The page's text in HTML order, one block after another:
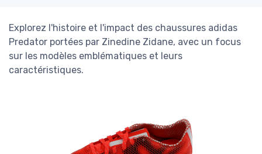
Explorez l'histoire et l'impact des chaussures adidas
Predator portées par Zinedine Zidane, avec un focus
sur les modèles emblématiques et leurs
caractéristiques.